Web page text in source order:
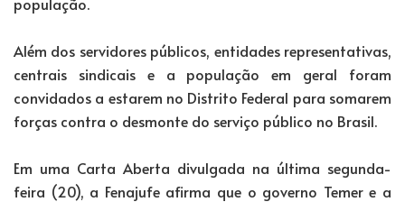
Além dos servidores públicos, entidades representativas,
centrais sindicais e a população em geral foram
convidados a estarem no Distrito Federal para somarem
forças contra o desmonte do serviço público no Brasil.
Em uma Carta Aberta divulgada na última segunda-
feira (20), a Fenajufe afirma que o governo Temer e a